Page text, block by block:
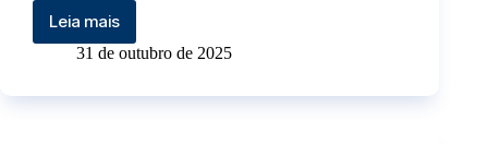
Leia mais
31 de outubro de 2025